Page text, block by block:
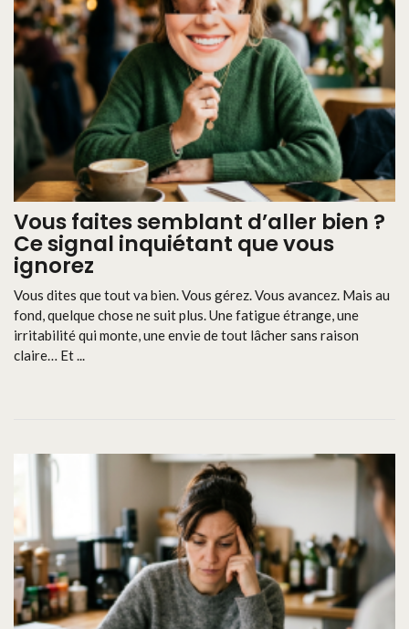
Vous faites semblant d’aller bien ?
Ce signal inquiétant que vous
ignorez
Vous dites que tout va bien. Vous gérez. Vous avancez. Mais au
fond, quelque chose ne suit plus. Une fatigue étrange, une
irritabilité qui monte, une envie de tout lâcher sans raison
claire… Et ...